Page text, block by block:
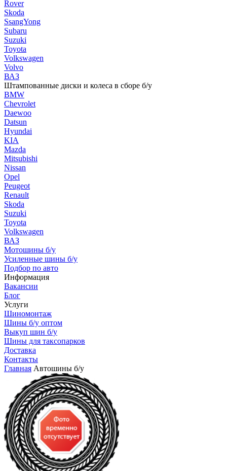
Rover
Skoda
SsangYong
Subaru
Suzuki
Toyota
Volkswagen
Volvo
ВАЗ
Штампованные диски и колеса в сборе б/у
BMW
Chevrolet
Daewoo
Datsun
Hyundai
KIA
Mazda
Mitsubishi
Nissan
Opel
Peugeot
Renault
Skoda
Suzuki
Toyota
Volkswagen
ВАЗ
Мотошины б/у
Усиленные шины б/у
Подбор по авто
Информация
Вакансии
Блог
Услуги
Шиномонтаж
Шины б/у оптом
Выкуп шин б/у
Шины для таксопарков
Доставка
Контакты
Главная Автошины б/у